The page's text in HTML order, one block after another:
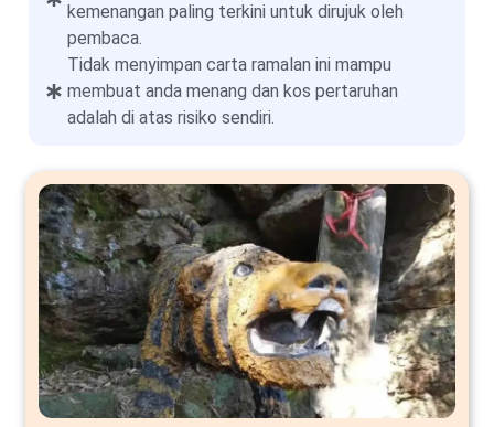
kemenangan paling terkini untuk dirujuk oleh
pembaca.
Tidak menyimpan carta ramalan ini mampu
membuat anda menang dan kos pertaruhan
adalah di atas risiko sendiri.